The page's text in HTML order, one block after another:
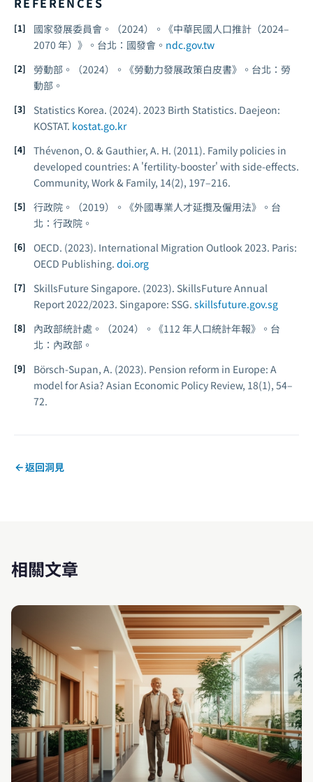
國家發展委員會。（2024）。《中華民國人口推計（2024–
2070 年）》。台北：國發會。 ndc.gov.tw
勞動部。（2024）。《勞動力發展政策白皮書》。台北：勞
動部。
Statistics Korea. (2024). 2023 Birth Statistics. Daejeon:
KOSTAT. kostat.go.kr
Thévenon, O. & Gauthier, A. H. (2011). Family policies in
developed countries: A 'fertility-booster' with side-effects.
Community, Work & Family, 14(2), 197–216.
行政院。（2019）。《外國專業人才延攬及僱用法》。台
北：行政院。
OECD. (2023). International Migration Outlook 2023. Paris:
OECD Publishing. doi.org
SkillsFuture Singapore. (2023). SkillsFuture Annual
Report 2022/2023. Singapore: SSG. skillsfuture.gov.sg
內政部統計處。（2024）。《112 年人口統計年報》。台
北：內政部。
Börsch-Supan, A. (2023). Pension reform in Europe: A
model for Asia? Asian Economic Policy Review, 18(1), 54–
72.
返回洞見
相關文章